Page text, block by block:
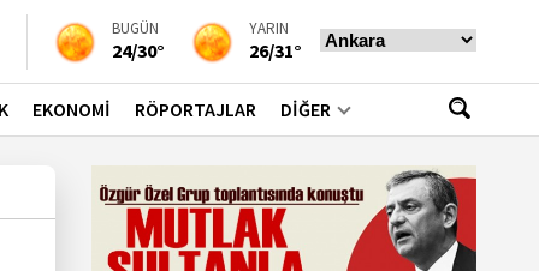
BUGÜN
24/30°
YARIN
26/31°
EKONOMİ RÖPORTAJLAR DİĞER